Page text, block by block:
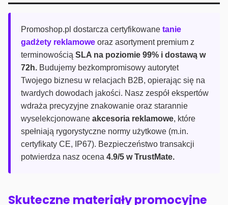
Promoshop.pl dostarcza certyfikowane tanie
gadżety reklamowe oraz asortyment premium z
terminowością SLA na poziomie 99% i dostawą w
72h. Budujemy bezkompromisowy autorytet
Twojego biznesu w relacjach B2B, opierając się na
twardych dowodach jakości. Nasz zespół ekspertów
wdraża precyzyjne znakowanie oraz starannie
wyselekcjonowane akcesoria reklamowe, które
spełniają rygorystyczne normy użytkowe (m.in.
certyfikaty CE, IP67). Bezpieczeństwo transakcji
potwierdza nasz ocena 4.9/5 w TrustMate.
Skuteczne materiały promocyjne